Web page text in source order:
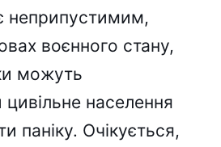
неприпустимим,
воєнного стану,
можуть
цивільне населення
паніку. Очікується,